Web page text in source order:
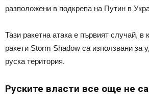
разположени в подкрепа на Путин в
Тази ракетна атака е първият случай, в
ракети Storm Shadow са използвани за
руска територия.
Руските власти все още не